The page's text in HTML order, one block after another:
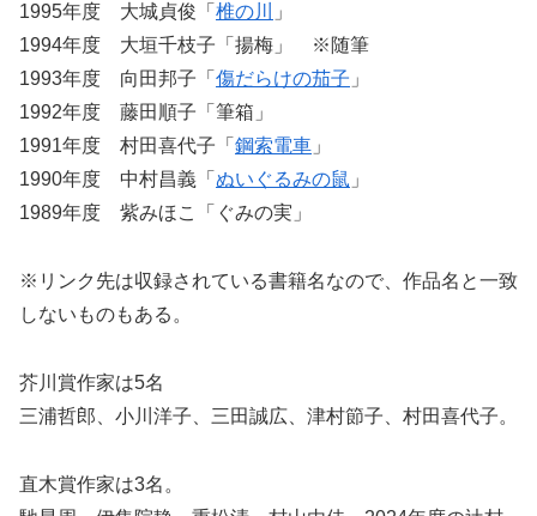
1995年度 大城貞俊「 椎の川
」
1994年度 大垣千枝子「揚梅」 ※随筆
1993年度 向田邦子「 傷だらけの茄子 」
1992年度 藤田順子「筆箱」
1991年度 村田喜代子「 鋼索電車 」
1990年度 中村昌義「 ぬいぐるみの鼠 」
1989年度 紫みほこ「ぐみの実」
※リンク先は収録されている書籍名なので、作品名と一致
しないものもある。
芥川賞作家は5名
三浦哲郎、小川洋子、三田誠広、津村節子、村田喜代子。
直木賞作家は3名。